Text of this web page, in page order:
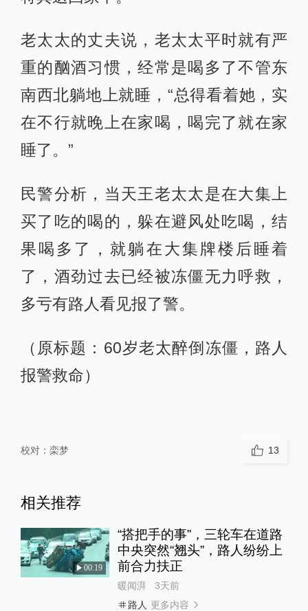
老太太的丈夫说，老太太平时就有严
重的酗酒习惯，经常是喝多了不管东
南西北躺地上就睡，“总得看着她，实
在不行就晚上在家喝，喝完了就在家
睡了。”
民警分析，当天王老太太是在大集上
买了吃的喝的，躲在避风处吃喝，结
果喝多了，就躺在大集牌楼后睡着
了，酒劲过去已经被冻僵无力呼救，
多亏有路人看见报了警。
（原标题：60岁老太醉倒冻僵，路人
报警救命）
校对： 栾梦 13
相关推荐
00:19
“搭把手的事”，三轮车在道路
中央突然“翘头”，路人纷纷上
前合力扶正
暖闻湃
3天前
路人 更多内容